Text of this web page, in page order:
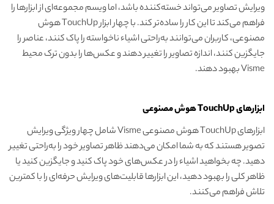
ویرایش تصاویر می‌تواند خسته‌کننده باشد، اما ویسم مجموعه‌ای از ابزارها را
فراهم می‌کند تا این کار را ساده‌تر کند. با چهار ابزار TouchUp هوش
مصنوعی، کاربران می‌توانند به‌راحتی اشیاء ناخواسته را پاک کنند، عناصر را
جایگزین کنند، اندازه تصاویر را تغییر دهند و عکس‌ها را بدون ترک محیط
Visme بهبود دهند.
ابزارهای TouchUp هوش مصنوعی
ابزارهای TouchUp هوش مصنوعی Visme شامل چهار ویژگی ویرایش
تصویر هستند که به شما امکان می‌دهند ظاهر تصاویر خود را به‌راحتی تغییر
دهید. چه بخواهید اشیاء را در عکس‌های خود پاک کنید و جایگزین کنید یا
ظاهر کلی را بهبود دهید، این ابزارها قابلیت‌های ویرایش حرفه‌ای را با کمترین
تلاش فراهم می‌کنند.